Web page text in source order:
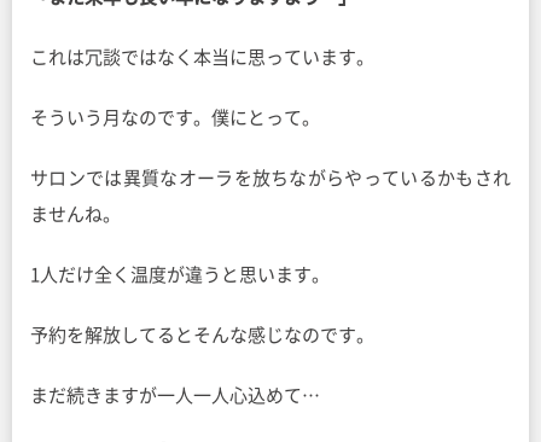
これは冗談ではなく本当に思っています。
そういう月なのです。僕にとって。
サロンでは異質なオーラを放ちながらやっているかもされ
ませんね。
1人だけ全く温度が違うと思います。
予約を解放してるとそんな感じなのです。
まだ続きますが一人一人心込めて…